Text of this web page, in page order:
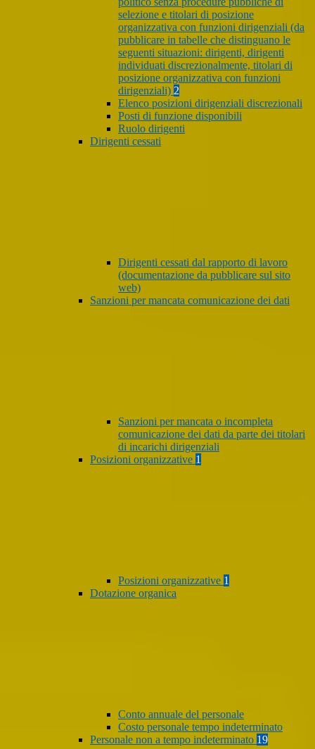
selezione e titolari di posizione
organizzativa con funzioni dirigenziali (da
pubblicare in tabelle che distinguano le
seguenti situazioni: dirigenti, dirigenti
individuati discrezionalmente, titolari di
posizione organizzativa con funzioni
dirigenziali) 2
Elenco posizioni dirigenziali discrezionali
Posti di funzione disponibili
Ruolo dirigenti
Dirigenti cessati
Dirigenti cessati dal rapporto di lavoro
(documentazione da pubblicare sul sito
web)
Sanzioni per mancata comunicazione dei dati
Sanzioni per mancata o incompleta
comunicazione dei dati da parte dei titolari
di incarichi dirigenziali
Posizioni organizzative 1
Posizioni organizzative 1
Dotazione organica
Conto annuale del personale
Costo personale tempo indeterminato
Personale non a tempo indeterminato 19